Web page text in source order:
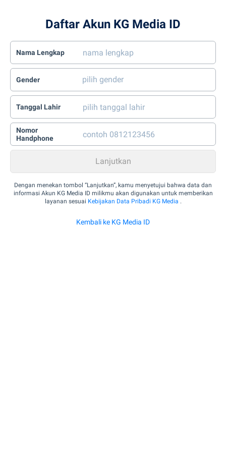
Daftar Akun KG Media ID
Nama Lengkap
Gender
Tanggal Lahir
Nomor
Handphone
Dengan menekan tombol “Lanjutkan”, kamu menyetujui bahwa data dan
informasi Akun KG Media ID milikmu akan digunakan untuk memberikan
layanan sesuai Kebijakan Data Pribadi KG Media .
Kembali ke KG Media ID